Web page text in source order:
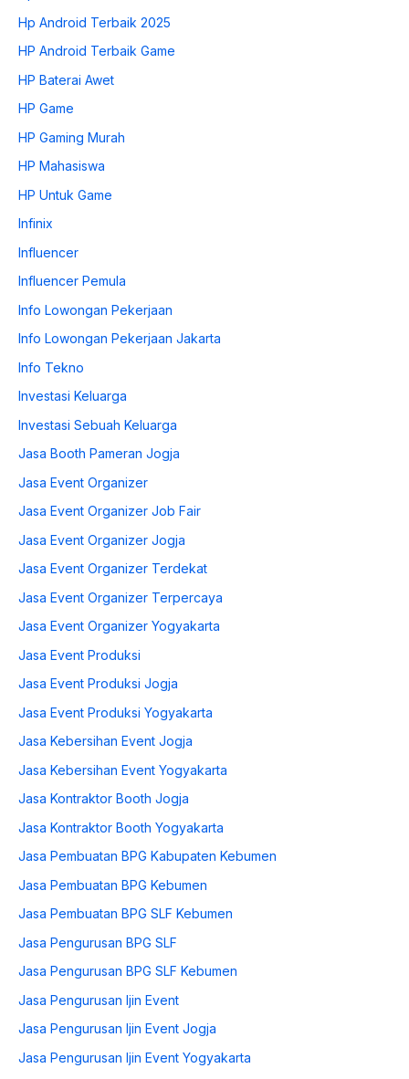
Hp Android Terbaik 2025
HP Android Terbaik Game
HP Baterai Awet
HP Game
HP Gaming Murah
HP Mahasiswa
HP Untuk Game
Infinix
Influencer
Influencer Pemula
Info Lowongan Pekerjaan
Info Lowongan Pekerjaan Jakarta
Info Tekno
Investasi Keluarga
Investasi Sebuah Keluarga
Jasa Booth Pameran Jogja
Jasa Event Organizer
Jasa Event Organizer Job Fair
Jasa Event Organizer Jogja
Jasa Event Organizer Terdekat
Jasa Event Organizer Terpercaya
Jasa Event Organizer Yogyakarta
Jasa Event Produksi
Jasa Event Produksi Jogja
Jasa Event Produksi Yogyakarta
Jasa Kebersihan Event Jogja
Jasa Kebersihan Event Yogyakarta
Jasa Kontraktor Booth Jogja
Jasa Kontraktor Booth Yogyakarta
Jasa Pembuatan BPG Kabupaten Kebumen
Jasa Pembuatan BPG Kebumen
Jasa Pembuatan BPG SLF Kebumen
Jasa Pengurusan BPG SLF
Jasa Pengurusan BPG SLF Kebumen
Jasa Pengurusan Ijin Event
Jasa Pengurusan Ijin Event Jogja
Jasa Pengurusan Ijin Event Yogyakarta